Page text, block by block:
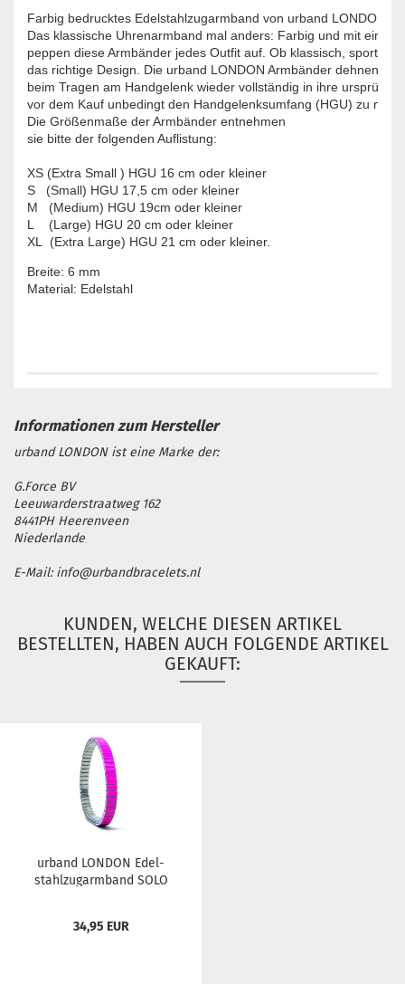
Farbig bedrucktes Edelstahlzugarmband von urband LONDON -
Das klassische Uhrenarmband mal anders: Farbig und mit
peppen diese Armbänder jedes Outfit auf. Ob klassisch, sportlich
das richtige Design. Die urband LONDON Armbänder dehnen
beim Tragen am Handgelenk wieder vollständig in ihre
vor dem Kauf unbedingt den Handgelenksumfang (HGU) zu
Die Größenmaße der Armbänder entnehmen
XS (Extra Small ) HGU 16 cm oder kleiner
S   (Small) HGU 17,5 cm oder kleiner
M   (Medium) HGU 19cm oder kleiner
L    (Large) HGU 20 cm oder kleiner
XL  (Extra Large) HGU 21 cm oder kleiner.
Breite: 6 mm
Material: Edelstahl
urband LONDON ist eine Marke der:
G.Force BV
Leeuwarderstraatweg 162
8441PH Heerenveen
Niederlande
E-Mail: info@urbandbracelets.nl
KUNDEN, WELCHE DIESEN ARTIKEL
BESTELLTEN, HABEN AUCH FOLGENDE ARTIKEL
GEKAUFT:
ur­band LON­DON Edel­
stahl­zug­arm­band SOLO
34,95 EUR